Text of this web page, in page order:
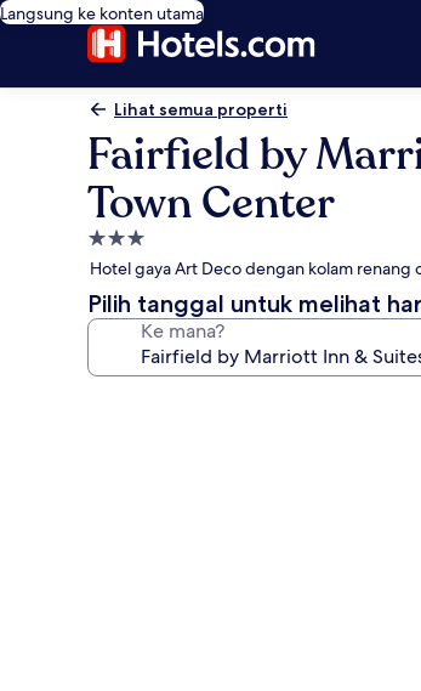
Langsung ke konten utama
Lihat semua properti
Fairfield by
Town Center
Properti
bintang
3.0
Hotel gaya Art Deco dengan kolam
Pilih tanggal untuk melihat
Ke mana?